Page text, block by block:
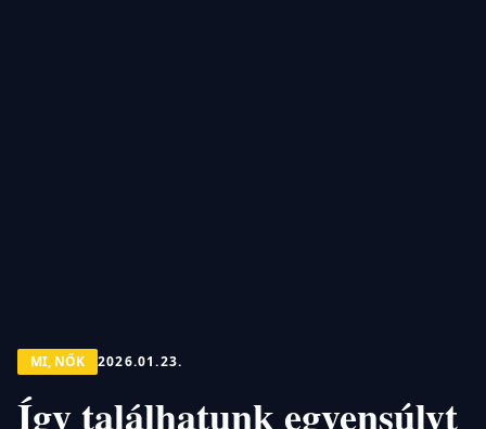
MI, NŐK 2026.01.23.
Így találhatunk egyensúlyt